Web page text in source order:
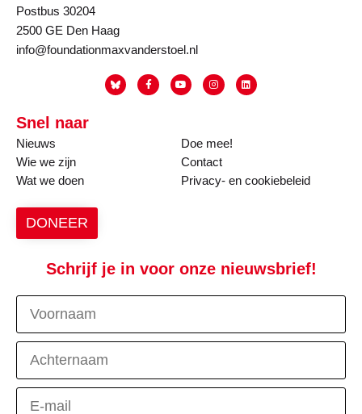
Postbus 30204
2500 GE Den Haag
info@foundationmaxvanderstoel.nl
Snel naar
Nieuws
Wie we zijn
Wat we doen
Doe mee!
Contact
Privacy- en cookiebeleid
DONEER
Schrijf je in voor onze nieuwsbrief!